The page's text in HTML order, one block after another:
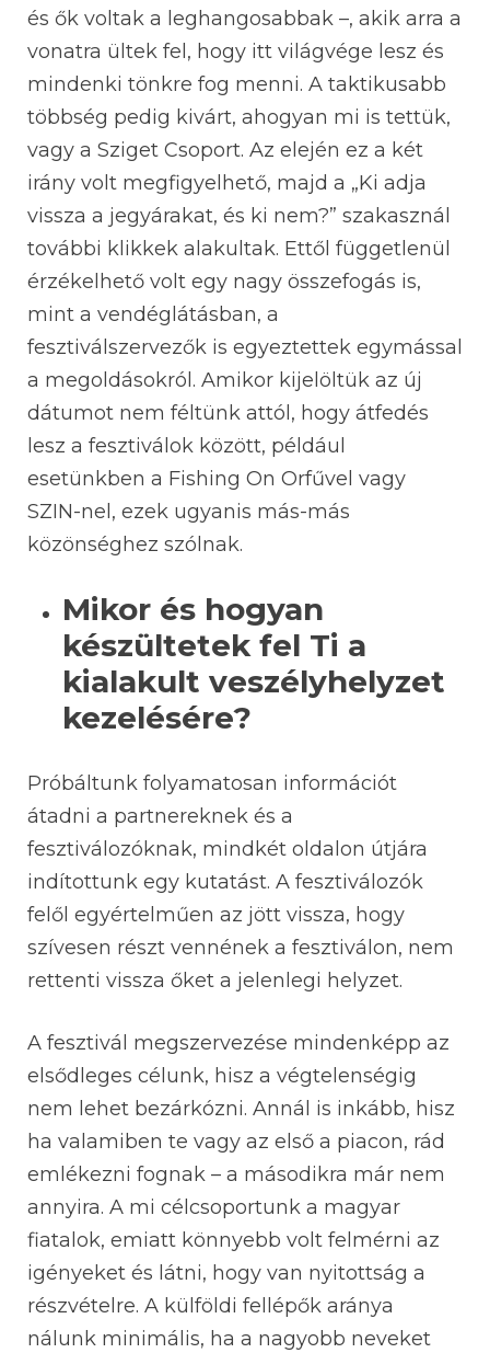
és ők voltak a leghangosabbak –, akik arra a
vonatra ültek fel, hogy itt világvége lesz és
mindenki tönkre fog menni. A taktikusabb
többség pedig kivárt, ahogyan mi is tettük,
vagy a Sziget Csoport. Az elején ez a két
irány volt megfigyelhető, majd a „Ki adja
vissza a jegyárakat, és ki nem?” szakasznál
további klikkek alakultak. Ettől függetlenül
érzékelhető volt egy nagy összefogás is,
mint a vendéglátásban, a
fesztiválszervezők is egyeztettek egymással
a megoldásokról. Amikor kijelöltük az új
dátumot nem féltünk attól, hogy átfedés
lesz a fesztiválok között, például
esetünkben a Fishing On Orfűvel vagy
SZIN-nel, ezek ugyanis más-más
közönséghez szólnak.
Mikor és hogyan
készültetek fel Ti a
kialakult veszélyhelyzet
kezelésére?
Próbáltunk folyamatosan információt
átadni a partnereknek és a
fesztiválozóknak, mindkét oldalon útjára
indítottunk egy kutatást. A fesztiválozók
felől egyértelműen az jött vissza, hogy
szívesen részt vennének a fesztiválon, nem
rettenti vissza őket a jelenlegi helyzet.
A fesztivál megszervezése mindenképp az
elsődleges célunk, hisz a végtelenségig
nem lehet bezárkózni. Annál is inkább, hisz
ha valamiben te vagy az első a piacon, rád
emlékezni fognak – a másodikra már nem
annyira. A mi célcsoportunk a magyar
fiatalok, emiatt könnyebb volt felmérni az
igényeket és látni, hogy van nyitottság a
részvételre. A külföldi fellépők aránya
nálunk minimális, ha a nagyobb neveket